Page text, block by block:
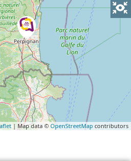
| Map data ©OpenStreetMap contributors